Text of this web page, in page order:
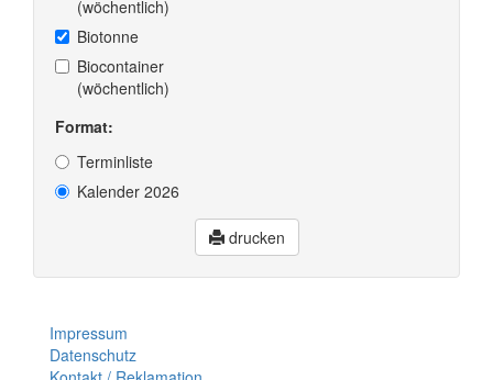
(wöchentlich)
Biotonne
Biocontainer
(wöchentlich)
Format:
Terminliste
Kalender 2026
drucken
Impressum
Datenschutz